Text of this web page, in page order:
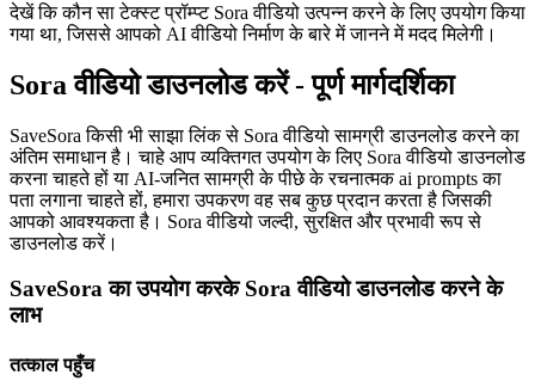
देखें कि कौन सा टेक्स्ट प्रॉम्प्ट Sora वीडियो उत्पन्न करने के लिए उपयोग किया
गया था, जिससे आपको AI वीडियो निर्माण के बारे में जानने में मदद मिलेगी।
Sora वीडियो डाउनलोड करें - पूर्ण मार्गदर्शिका
SaveSora किसी भी साझा लिंक से Sora वीडियो सामग्री डाउनलोड करने का
अंतिम समाधान है। चाहे आप व्यक्तिगत उपयोग के लिए Sora वीडियो डाउनलोड
करना चाहते हों या AI-जनित सामग्री के पीछे के रचनात्मक ai prompts का
पता लगाना चाहते हों, हमारा उपकरण वह सब कुछ प्रदान करता है जिसकी
आपको आवश्यकता है। Sora वीडियो जल्दी, सुरक्षित और प्रभावी रूप से
डाउनलोड करें।
SaveSora का उपयोग करके Sora वीडियो डाउनलोड करने के
लाभ
तत्काल पहुँच